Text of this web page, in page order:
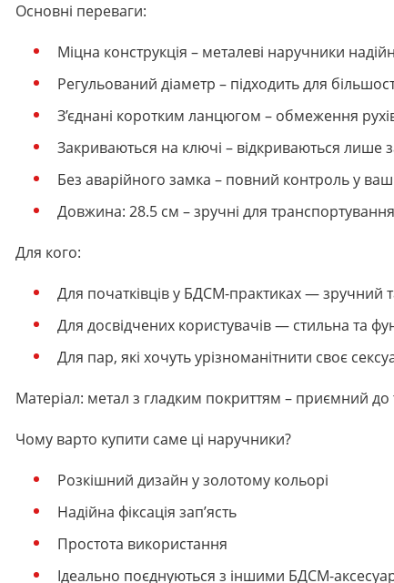
Основні переваги:
Міцна конструкція – металеві наручники
Регульований діаметр – підходить для
З’єднані коротким ланцюгом – обмеження
Закриваються на ключі – відкриваються
Без аварійного замка – повний контроль у
Довжина: 28.5 см – зручні для
Для кого:
Для початківців у БДСМ-практиках — зручний
Для досвідчених користувачів — стильна та
Для пар, які хочуть урізноманітнити своє
Матеріал: метал з гладким покриттям – приємний до
Чому варто купити саме ці наручники?
Розкішний дизайн у золотому кольорі
Надійна фіксація зап’ясть
Простота використання
Ідеально поєднуються з іншими БДСМ-